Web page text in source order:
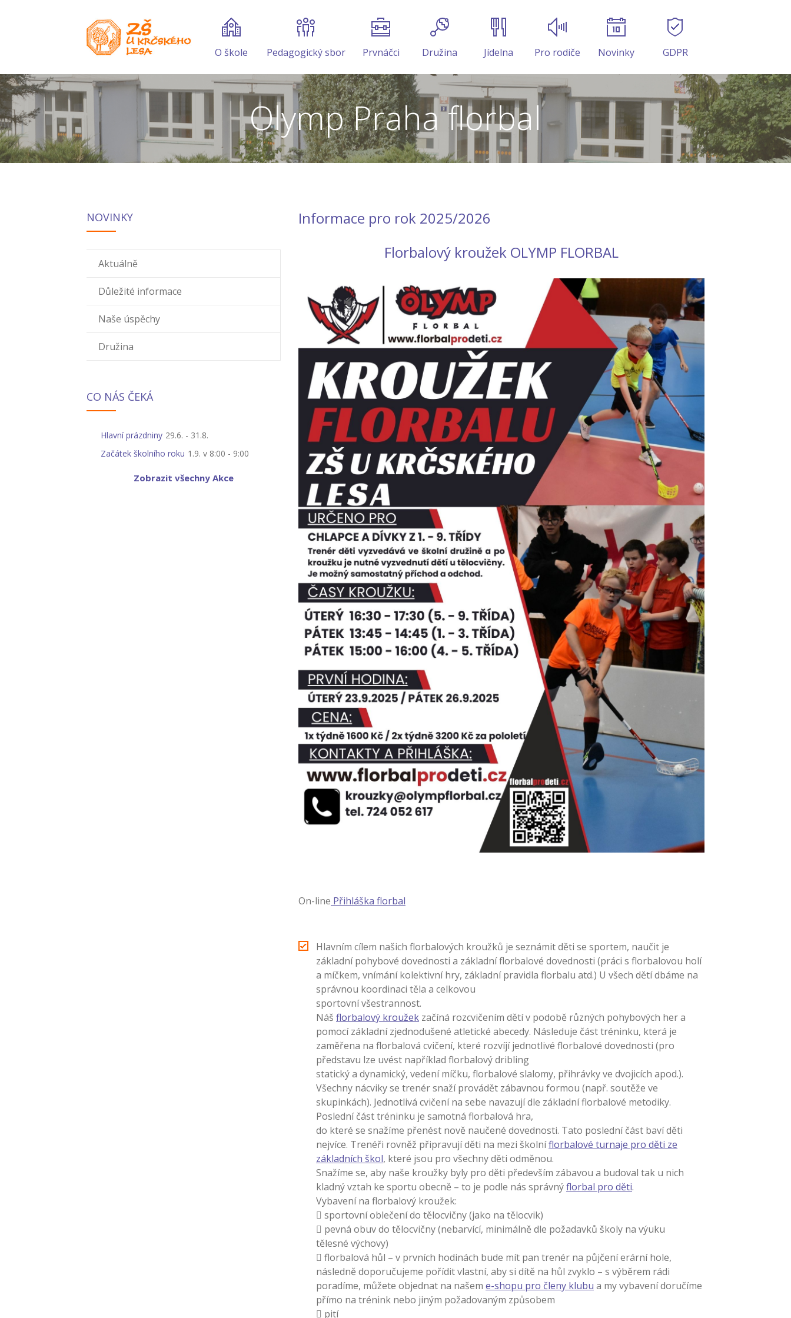
O škole Pedagogický sbor Prvnáčci Družina Jídelna Pro rodiče Novinky GDPR
Olymp Praha florbal
Informace pro rok 2025/2026
Florbalový kroužek OLYMP FLORBAL
On-line Přihláška florbal
Hlavním cílem našich florbalových kroužků je seznámit děti se sportem, naučit je
základní pohybové dovednosti a základní florbalové dovednosti (práci s florbalovou holí
a míčkem, vnímání kolektivní hry, základní pravidla florbalu atd.) U všech dětí dbáme na
správnou koordinaci těla a celkovou
sportovní všestrannost.
Náš florbalový kroužek začíná rozcvičením dětí v podobě různých pohybových her a
pomocí základní zjednodušené atletické abecedy. Následuje část tréninku, která je
zaměřena na florbalová cvičení, které rozvíjí jednotlivé florbalové dovednosti (pro
představu lze uvést například florbalový dribling
statický a dynamický, vedení míčku, florbalové slalomy, přihrávky ve dvojicích apod.).
Všechny nácviky se trenér snaží provádět zábavnou formou (např. soutěže ve
skupinkách). Jednotlivá cvičení na sebe navazují dle základní florbalové metodiky.
Poslední část tréninku je samotná florbalová hra,
do které se snažíme přenést nově naučené dovednosti. Tato poslední část baví děti
nejvíce. Trenéři rovněž připravují děti na mezi školníflorbalové turnaje pro děti ze
základních škol, které jsou pro všechny děti odměnou.
Snažíme se, aby naše kroužky byly pro děti především zábavou a budoval tak u nich
kladný vztah ke sportu obecně – to je podle nás správnýflorbal pro děti.
Vybavení na florbalový kroužek:
 sportovní oblečení do tělocvičny (jako na tělocvik)
 pevná obuv do tělocvičny (nebarvící, minimálně dle požadavků školy na výuku
tělesné výchovy)
 florbalová hůl – v prvních hodinách bude mít pan trenér na půjčení erární hole,
následně doporučujeme pořídit vlastní, aby si dítě na hůl zvyklo – s výběrem rádi
poradíme, můžete objednat na našem e-shopu pro členy klubu a my vybavení doručíme
přímo na trénink nebo jiným požadovaným způsobem
 pití
NOVINKY
Aktuálně
Důležité informace
Naše úspěchy
Družina
CO NÁS ČEKÁ
Hlavní prázdniny 29.6. - 31.8.
Začátek školního roku 1.9. v 8:00 - 9:00
Zobrazit všechny Akce